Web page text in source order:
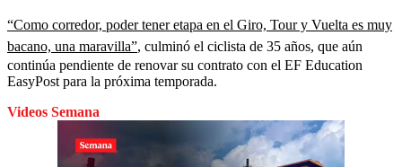
“Como corredor, poder tener etapa en el Giro, Tour y Vuelta es muy
bacano, una maravilla”, culminó el ciclista de 35 años, que aún
continúa pendiente de renovar su contrato con el EF Education
EasyPost para la próxima temporada.
Videos Semana